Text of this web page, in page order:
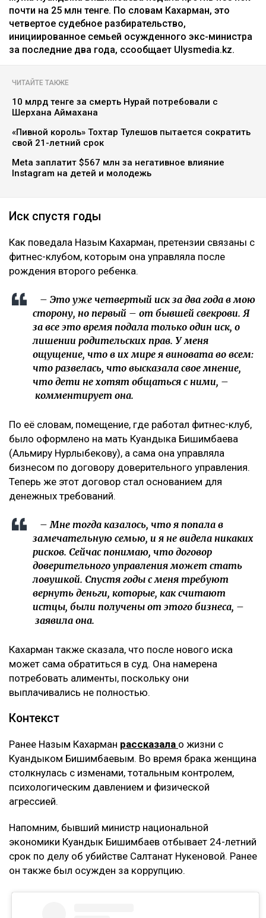
почти на 25 млн тенге. По словам Кахарман, это
четвертое судебное разбирательство,
инициированное семьей осужденного экс-министра
за последние два года, ссообщает Ulysmedia.kz.
ЧИТАЙТЕ ТАКЖЕ
10 млрд тенге за смерть Нурай потребовали с
Шерхана Аймахана
«Пивной король» Тохтар Тулешов пытается сократить
свой 21-летний срок
Meta заплатит $567 млн за негативное влияние
Instagram на детей и молодежь
Иск спустя годы
Как поведала Назым Кахарман, претензии связаны с
фитнес-клубом, которым она управляла после
рождения второго ребенка.
– Это уже четвертый иск за два года в мою
сторону, но первый – от бывшей свекрови. Я
за все это время подала только один иск, о
лишении родительских прав. У меня
ощущение, что в их мире я виновата во всем:
что развелась, что высказала свое мнение,
что дети не хотят общаться с ними, –
комментирует она.
По её словам, помещение, где работал фитнес-клуб,
было оформлено на мать Куандыка Бишимбаева
(Альмиру Нурлыбекову), а сама она управляла
бизнесом по договору доверительного управления.
Теперь же этот договор стал основанием для
денежных требований.
– Мне тогда казалось, что я попала в
замечательную семью, и я не видела никаких
рисков. Сейчас понимаю, что договор
доверительного управления может стать
ловушкой. Спустя годы с меня требуют
вернуть деньги, которые, как считают
истцы, были получены от этого бизнеса, –
заявила она.
Кахарман также сказала, что после нового иска
может сама обратиться в суд. Она намерена
потребовать алименты, поскольку они
выплачивались не полностью.
Контекст
Ранее Назым Кахарман рассказала о жизни с
Куандыком Бишимбаевым. Во время брака женщина
столкнулась с изменами, тотальным контролем,
психологическим давлением и физической
агрессией.
Напомним, бывший министр национальной
экономики Куандык Бишимбаев отбывает 24-летний
срок по делу об убийстве Салтанат Нукеновой. Ранее
он также был осужден за коррупцию.